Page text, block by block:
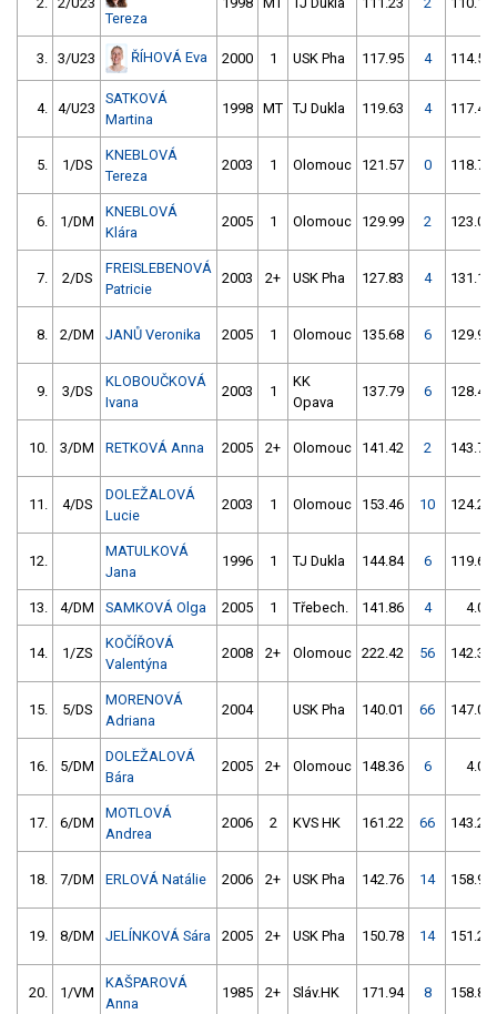
Tereza
3. 3/U23 ŘÍHOVÁ Eva 2000 1 USK Pha 117.95 4 114.56
4. 4/U23
SATKOVÁ
Martina
1998 MT TJ Dukla 119.63 4 117.40
5. 1/DS
KNEBLOVÁ
Tereza
2003 1 Olomouc 121.57 0 118.71
6. 1/DM
KNEBLOVÁ
Klára
2005 1 Olomouc 129.99 2 123.06
7. 2/DS
FREISLEBENOVÁ
Patricie
2003 2+ USK Pha 127.83 4 131.13
8. 2/DM JANŮ Veronika 2005 1 Olomouc 135.68 6 129.98
9. 3/DS
KLOBOUČKOVÁ
Ivana
2003 1
KK
Opava
137.79 6 128.43
10. 3/DM RETKOVÁ Anna 2005 2+ Olomouc 141.42 2 143.79
11. 4/DS
DOLEŽALOVÁ
Lucie
2003 1 Olomouc 153.46 10 124.26
12.
MATULKOVÁ
Jana
1996 1 TJ Dukla 144.84 6 119.60
13. 4/DM SAMKOVÁ Olga 2005 1 Třebech. 141.86 4 4.00
14. 1/ZS
KOČÍŘOVÁ
Valentýna
2008 2+ Olomouc 222.42 56 142.34
15. 5/DS
MORENOVÁ
Adriana
2004 USK Pha 140.01 66 147.08
16. 5/DM
DOLEŽALOVÁ
Bára
2005 2+ Olomouc 148.36 6 4.00
17. 6/DM
MOTLOVÁ
Andrea
2006 2 KVS HK 161.22 66 143.28
18. 7/DM ERLOVÁ Natálie 2006 2+ USK Pha 142.76 14 158.93
19. 8/DM JELÍNKOVÁ Sára 2005 2+ USK Pha 150.78 14 151.27
20. 1/VM
KAŠPAROVÁ
Anna
1985 2+ Sláv.HK 171.94 8 158.86